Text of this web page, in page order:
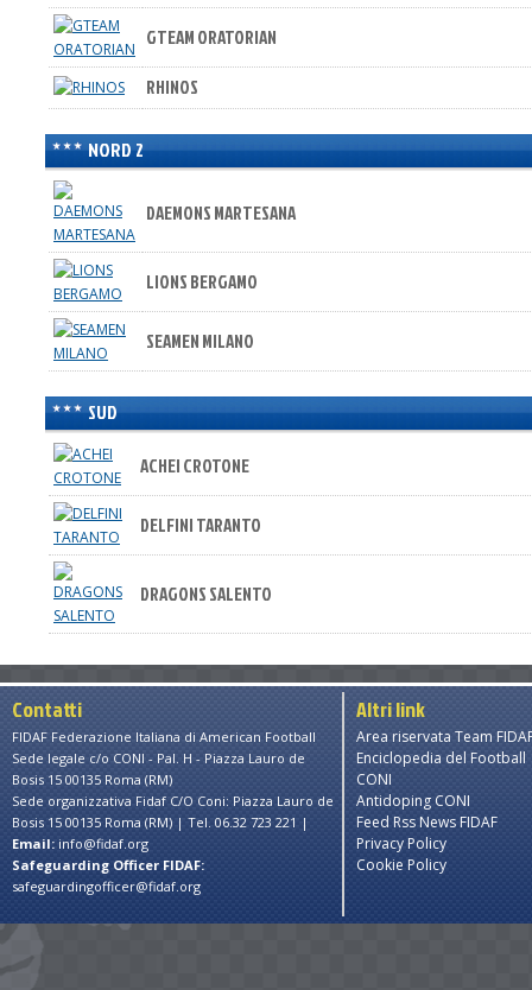
GTEAM ORATORIAN
RHINOS
NORD 2
DAEMONS MARTESANA
LIONS BERGAMO
SEAMEN MILANO
SUD
ACHEI CROTONE
DELFINI TARANTO
DRAGONS SALENTO
Contatti
FIDAF Federazione Italiana di American Football
Sede legale c/o CONI - Pal. H - Piazza Lauro de
Bosis 15 00135 Roma (RM)
Sede organizzativa Fidaf C/O Coni: Piazza Lauro de
Bosis 15 00135 Roma (RM) | Tel. 06.32 723 221 |
Email: info@fidaf.org
Safeguarding Officer FIDAF:
safeguardingofficer@fidaf.org
Altri link
Area riservata Team
Enciclopedia del Football
CONI
Antidoping CONI
Feed Rss News FIDAF
Privacy Policy
Cookie Policy